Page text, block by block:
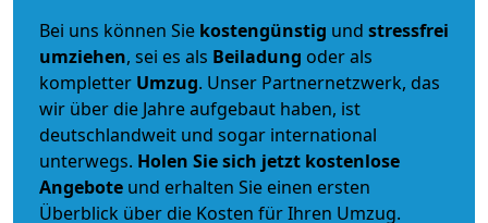
Bei uns können Sie kostengünstig und stressfrei
umziehen, sei es als Beiladung oder als
kompletter Umzug. Unser Partnernetzwerk, das
wir über die Jahre aufgebaut haben, ist
deutschlandweit und sogar international
unterwegs. Holen Sie sich jetzt kostenlose
Angebote und erhalten Sie einen ersten
Überblick über die Kosten für Ihren Umzug.